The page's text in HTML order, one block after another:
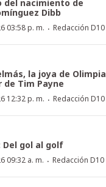
del nacimiento de
Dibb
03:58 p. m. · Redacción D10
la joya de Olimpia
Tim Payne
12:32 p. m. · Redacción D10
Del gol al golf
09:32 a. m. · Redacción D10